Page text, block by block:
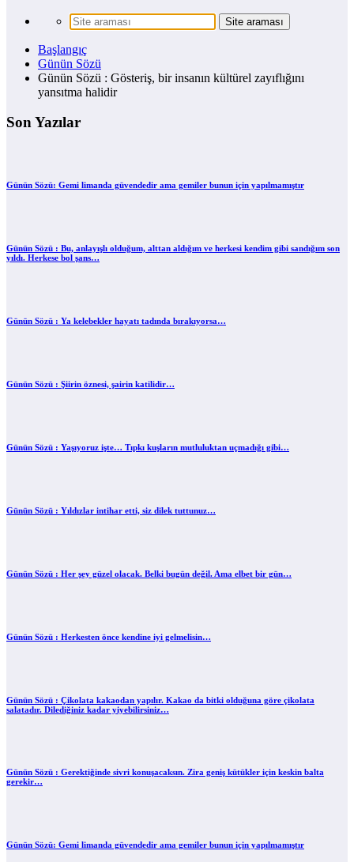
Başlangıç
Günün Sözü
Günün Sözü : Gösteriş, bir insanın kültürel zayıflığını
yansıtma halidir
Son Yazılar
Günün Sözü: Gemi limanda güvendedir ama gemiler bunun için yapılmamıştır
Günün Sözü : Bu, anlayışlı olduğum, alttan aldığım ve herkesi kendim gibi sandığım son
yıldı. Herkese bol şans…
Günün Sözü : Ya kelebekler hayatı tadında bırakıyorsa…
Günün Sözü : Şiirin öznesi, şairin katilidir…
Günün Sözü : Yaşıyoruz işte… Tıpkı kuşların mutluluktan uçmadığı gibi…
Günün Sözü : Yıldızlar intihar etti, siz dilek tuttunuz…
Günün Sözü : Her şey güzel olacak. Belki bugün değil. Ama elbet bir gün…
Günün Sözü : Herkesten önce kendine iyi gelmelisin…
Günün Sözü : Çikolata kakaodan yapılır. Kakao da bitki olduğuna göre çikolata
salatadır. Dilediğiniz kadar yiyebilirsiniz…
Günün Sözü : Gerektiğinde sivri konuşacaksın. Zira geniş kütükler için keskin balta
gerekir…
Günün Sözü: Gemi limanda güvendedir ama gemiler bunun için yapılmamıştır